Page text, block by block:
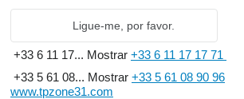
Ligue-me, por favor.
+33 6 11 17... Mostrar +33 6 11 17 17 71
+33 5 61 08... Mostrar +33 5 61 08 90 96
www.tpzone31.com